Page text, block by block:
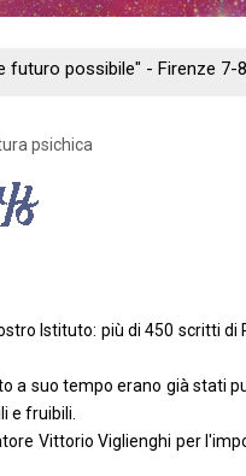
futuro possibile" - Firenze 7-
psichica
Istituto: più di 450 scritti di
a suo tempo erano già stati
e fruibili.
Vittorio Viglienghi per